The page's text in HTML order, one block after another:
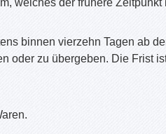
welches der frühere Zeitpunkt
binnen vierzehn Tagen ab
oder zu übergeben. Die Frist